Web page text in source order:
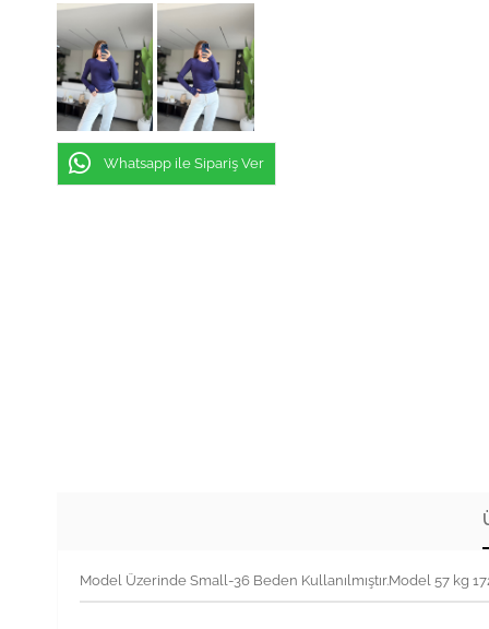
Whatsapp ile Sipariş Ver
Model Üzerinde Small-36 Beden Kullanılmıştır.Model 57 kg